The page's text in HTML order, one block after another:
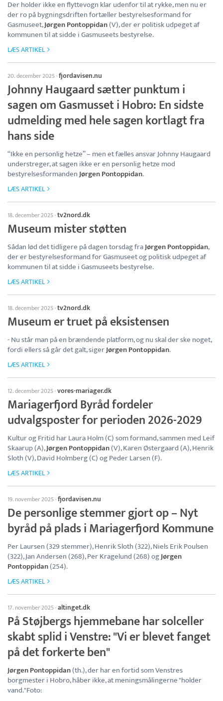
Der holder ikke en flyttevogn klar udenfor til at rykke, men nu er
der ro på bygningsdriften fortæller bestyrelsesformand for
Gasmuseet,Jørgen Pontoppidan(V), der er politisk udpeget af
kommunen til at sidde i Gasmuseets bestyrelse.
LÆS ARTIKEL
20. december 2025·fjordavisen.nu
Johnny Haugaard sætter punktum i
sagen om Gasmusset i Hobro: En sidste
udmelding med hele sagen kortlagt fra
hans side
“Ikke en personlig hetze” – men et fælles ansvar Johnny Haugaard
understreger, at sagen ikke er en personlig hetze mod
bestyrelsesformandenJørgen Pontoppidan.
LÆS ARTIKEL
18. december 2025·tv2nord.dk
Museum mister støtten
Sådan lød det tidligere på dagen torsdag fraJørgen Pontoppidan,
der er bestyrelsesformand for Gasmuseet og politisk udpeget af
kommunen til at sidde i Gasmuseets bestyrelse.
LÆS ARTIKEL
18. december 2025·tv2nord.dk
Museum er truet på eksistensen
- Nu står man på en brændende platform, og nu skal der ske noget,
fordi ellers så går det galt, sigerJørgen Pontoppidan.
LÆS ARTIKEL
12. december 2025·vores-mariager.dk
Mariagerfjord Byråd fordeler
udvalgsposter for perioden 2026-2029
Kultur og Fritid har Laura Holm (C) som formand, sammen med Leif
Skaarup (A),Jørgen Pontoppidan(V), Karen Østergaard (A), Henrik
Sloth (V), David Holmberg (C) og Peder Larsen (F).
LÆS ARTIKEL
19. november 2025·fjordavisen.nu
De personlige stemmer gjort op – Nyt
byråd på plads i Mariagerfjord Kommune
Per Laursen (329 stemmer), Henrik Sloth (322), Niels Erik Poulsen
(322), Jan Andersen (268), Per Kragelund (268) ogJørgen
Pontoppidan(254).
LÆS ARTIKEL
17. november 2025·altinget.dk
På Støjbergs hjemmebane har solceller
skabt splid i Venstre: "Vi er blevet fanget
på det forkerte ben"
Jørgen Pontoppidan(th.), der har en fortid som Venstres
borgmester i Hobro, håber ikke, at meningsmålingerne "holder
vand."Foto: